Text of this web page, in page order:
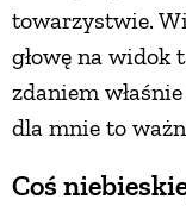
towarzystwie.
głowę na widok
zdaniem
dla mnie to
Coś